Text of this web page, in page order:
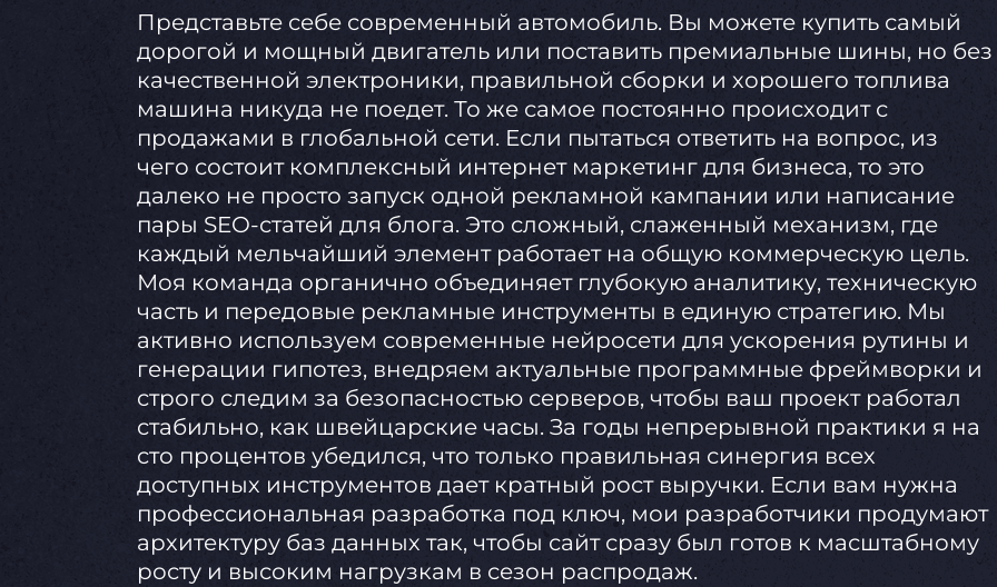
Представьте себе современный автомобиль. Вы можете купить самый
дорогой и мощный двигатель или поставить премиальные шины, но без
качественной электроники, правильной сборки и хорошего топлива
машина никуда не поедет. То же самое постоянно происходит с
продажами в глобальной сети. Если пытаться ответить на вопрос, из
чего состоит комплексный интернет маркетинг для бизнеса, то это
далеко не просто запуск одной рекламной кампании или написание
пары SEO-статей для блога. Это сложный, слаженный механизм, где
каждый мельчайший элемент работает на общую коммерческую цель.
Моя команда органично объединяет глубокую аналитику, техническую
часть и передовые рекламные инструменты в единую стратегию. Мы
активно используем современные нейросети для ускорения рутины и
генерации гипотез, внедряем актуальные программные фреймворки и
строго следим за безопасностью серверов, чтобы ваш проект работал
стабильно, как швейцарские часы. За годы непрерывной практики я на
сто процентов убедился, что только правильная синергия всех
доступных инструментов дает кратный рост выручки. Если вам нужна
профессиональная разработка под ключ, мои разработчики продумают
архитектуру баз данных так, чтобы сайт сразу был готов к масштабному
росту и высоким нагрузкам в сезон распродаж.